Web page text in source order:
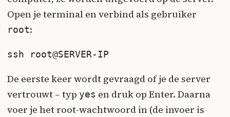
Open je terminal en verbind als gebruiker
root:
ssh root@SERVER-IP
De eerste keer wordt gevraagd of je de server
vertrouwt – typ yes en druk op Enter. Daarna
voer je het root-wachtwoord in (de invoer is